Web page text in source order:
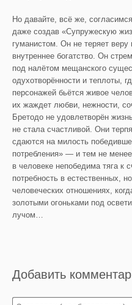
Но давайте, всё же,
даже создав «Супружескую
гуманистом. Он не теряет веру
внутреннее богатство. Он
под налётом мещанского
одухотворённости и теплоты,
персонажей бьётся живое
их жаждет любви, нежности,
Бретодо не удовлетворён
не стала счастливой. Они
сдаются на милость
потребления» — и тем не
в человеке непобедима тяга к
потребность в естественных,
человеческих отношениях,
золотыми огоньками под
лучом…
Добавить